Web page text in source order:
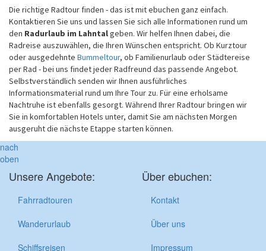
Die richtige Radtour finden - das ist mit ebuchen ganz einfach.
Kontaktieren Sie uns und lassen Sie sich alle Informationen rund um
den Radurlaub im Lahntalgeben. Wir helfen Ihnen dabei, die
Radreise auszuwählen, die Ihren Wünschen entspricht. Ob Kurztour
oder ausgedehnte Bummeltour, ob Familienurlaub oder Städtereise
per Rad - bei uns findet jeder Radfreund das passende Angebot.
Selbstverständlich senden wir Ihnen ausführliches
Informationsmaterial rund um Ihre Tour zu. Für eine erholsame
Nachtruhe ist ebenfalls gesorgt. Während Ihrer Radtour bringen wir
Sie in komfortablen Hotels unter, damit Sie am nächsten Morgen
ausgeruht die nächste Etappe starten können.
nach
oben
Unsere Angebote:
Fahrradtouren
Wanderurlaub
Schiffsreisen
Über ebuchen:
Kontakt
Über uns
Impressum